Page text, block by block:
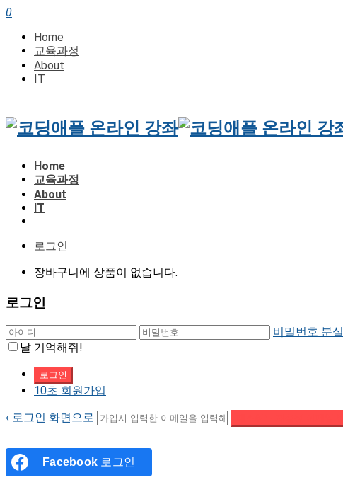
0
Home
교육과정
About
IT
Home
교육과정
About
IT
로그인
장바구니에 상품이 없습니다.
로그인
비밀번호 분실
날 기억해줘!
10초 회원가입
‹ 로그인 화면으로
Facebook 로그인